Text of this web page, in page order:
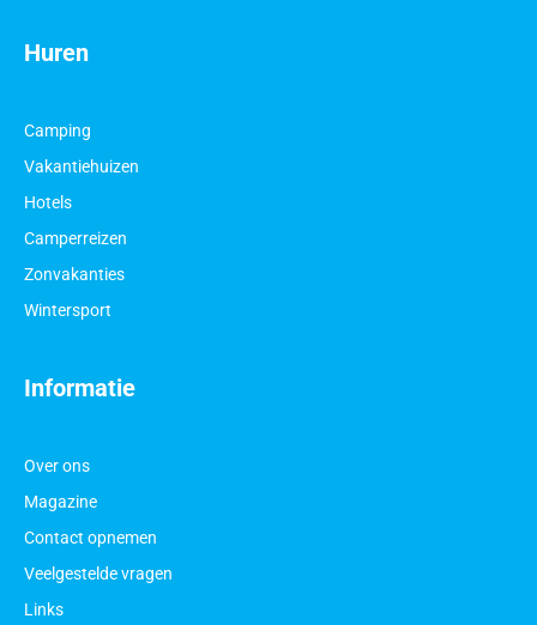
Informatie
Over ons
Magazine
Contact opnemen
Veelgestelde vragen
Links
Huren
Camping
Vakantiehuizen
Hotels
Camperreizen
Zonvakanties
Wintersport